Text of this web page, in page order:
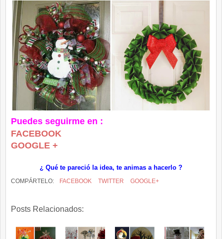
Puedes seguirme en :
FACEBOOK
GOOGLE +
¿ Qué te pareció la idea, te animas a hacerlo ?
COMPÁRTELO: FACEBOOK TWITTER GOOGLE+
Posts Relacionados: